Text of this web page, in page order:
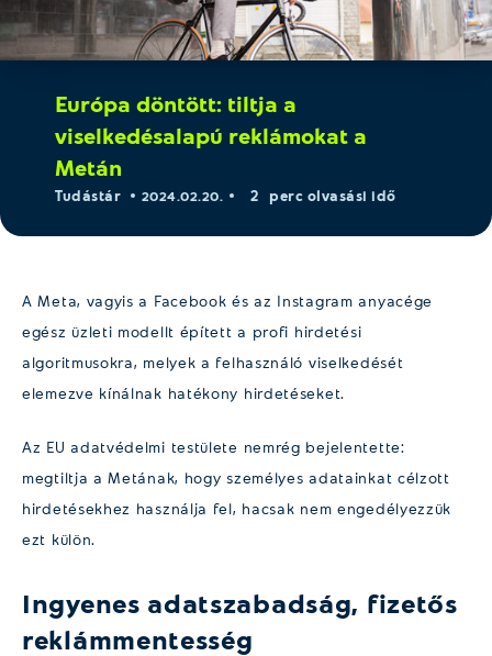
Európa döntött: tiltja a
viselkedésalapú reklámokat a
Metán
Tudástár 2024.02.20. 2 perc olvasási idő
A Meta, vagyis a Facebook és az Instagram anyacége
egész üzleti modellt épített a profi hirdetési
algoritmusokra, melyek a felhasználó viselkedését
elemezve kínálnak hatékony hirdetéseket.
Az EU adatvédelmi testülete nemrég bejelentette:
megtiltja a Metának, hogy személyes adatainkat célzott
hirdetésekhez használja fel, hacsak nem engedélyezzük
ezt külön.
Ingyenes adatszabadság, fizetős
reklámmentesség